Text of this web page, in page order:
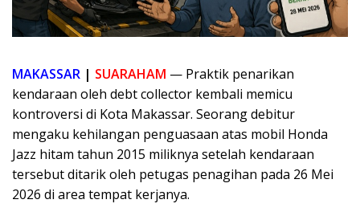
MAKASSAR | SUARAHAM — Praktik penarikan
kendaraan oleh debt collector kembali memicu
kontroversi di Kota Makassar. Seorang debitur
mengaku kehilangan penguasaan atas mobil Honda
Jazz hitam tahun 2015 miliknya setelah kendaraan
tersebut ditarik oleh petugas penagihan pada 26 Mei
2026 di area tempat kerjanya.